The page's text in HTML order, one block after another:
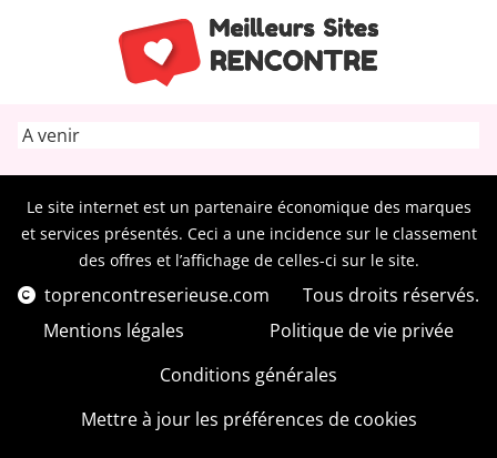
A venir
Le site internet est un partenaire économique des marques
et services présentés. Ceci a une incidence sur le classement
des offres et l’affichage de celles-ci sur le site.
toprencontreserieuse.com
Tous droits réservés.
Mentions légales
Politique de vie privée
Conditions générales
Mettre à jour les préférences de cookies